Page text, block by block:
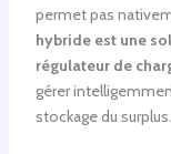
permet pas
hybride est une
régulateur de
gérer
stockage du surplus.